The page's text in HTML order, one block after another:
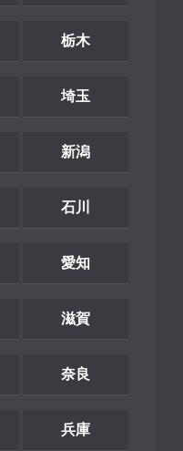
栃木
埼玉
新潟
石川
愛知
滋賀
奈良
兵庫